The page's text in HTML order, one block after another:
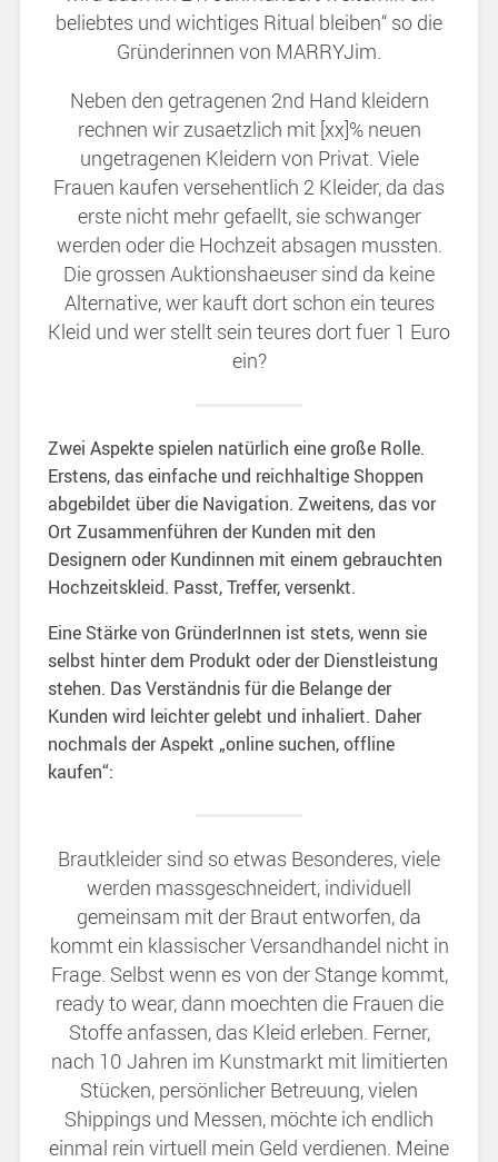
beliebtes und wichtiges Ritual bleiben“ so die
Gründerinnen von MARRYJim.
Neben den getragenen 2nd Hand kleidern
rechnen wir zusaetzlich mit [xx]% neuen
ungetragenen Kleidern von Privat. Viele
Frauen kaufen versehentlich 2 Kleider, da das
erste nicht mehr gefaellt, sie schwanger
werden oder die Hochzeit absagen mussten.
Die grossen Auktionshaeuser sind da keine
Alternative, wer kauft dort schon ein teures
Kleid und wer stellt sein teures dort fuer 1 Euro
ein?
Zwei Aspekte spielen natürlich eine große Rolle.
Erstens, das einfache und reichhaltige Shoppen
abgebildet über die Navigation. Zweitens, das vor
Ort Zusammenführen der Kunden mit den
Designern oder Kundinnen mit einem gebrauchten
Hochzeitskleid. Passt, Treffer, versenkt.
Eine Stärke von GründerInnen ist stets, wenn sie
selbst hinter dem Produkt oder der Dienstleistung
stehen. Das Verständnis für die Belange der
Kunden wird leichter gelebt und inhaliert. Daher
nochmals der Aspekt „online suchen, offline
kaufen“:
Brautkleider sind so etwas Besonderes, viele
werden massgeschneidert, individuell
gemeinsam mit der Braut entworfen, da
kommt ein klassischer Versandhandel nicht in
Frage. Selbst wenn es von der Stange kommt,
ready to wear, dann moechten die Frauen die
Stoffe anfassen, das Kleid erleben. Ferner,
nach 10 Jahren im Kunstmarkt mit limitierten
Stücken, persönlicher Betreuung, vielen
Shippings und Messen, möchte ich endlich
einmal rein virtuell mein Geld verdienen. Meine